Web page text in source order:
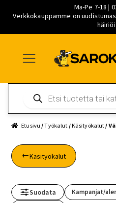
Ma-Pe 7-18 |
Verkkokauppamme on
navigointiin
sisältöön
pääsisältöön
search
Etusivu /Työkalut /Käsityökalut /
Käsityökalut
Suodata